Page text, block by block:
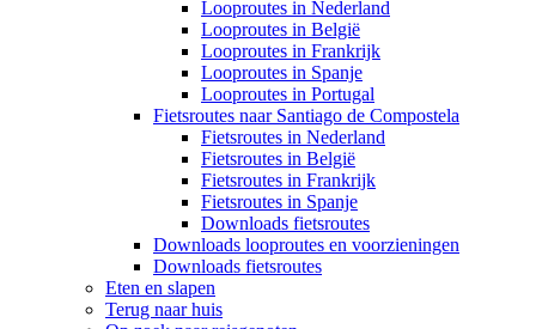
Looproutes in Nederland
Looproutes in België
Looproutes in Frankrijk
Looproutes in Spanje
Looproutes in Portugal
Fietsroutes naar Santiago de Compostela
Fietsroutes in Nederland
Fietsroutes in België
Fietsroutes in Frankrijk
Fietsroutes in Spanje
Downloads fietsroutes
Downloads looproutes en voorzieningen
Downloads fietsroutes
Eten en slapen
Terug naar huis